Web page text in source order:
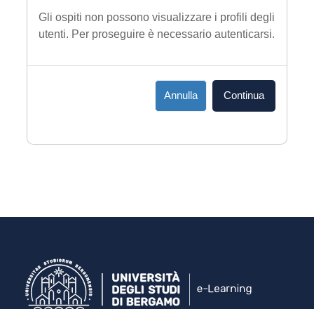
Gli ospiti non possono visualizzare i profili degli
utenti. Per proseguire è necessario autenticarsi.
Annulla Continua